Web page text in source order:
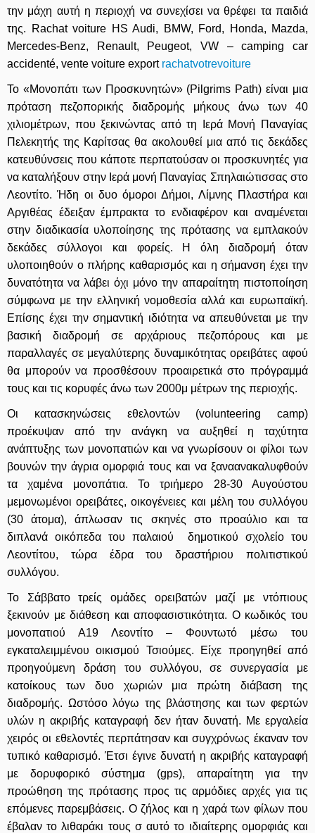
την μάχη αυτή η περιοχή να συνεχίσει να θρέφει τα παιδιά
της. Rachat voiture HS Audi, BMW, Ford, Honda, Mazda,
Mercedes-Benz, Renault, Peugeot, VW – camping car
accidenté, vente voiture export rachatvotrevoiture
Το «Μονοπάτι των Προσκυνητών» (Pilgrims Path) είναι μια
πρόταση πεζοπορικής διαδρομής μήκους άνω των 40
χιλιομέτρων, που ξεκινώντας από τη Ιερά Μονή Παναγίας
Πελεκητής της Καρίτσας θα ακολουθεί μια από τις δεκάδες
κατευθύνσεις που κάποτε περπατούσαν οι προσκυνητές για
να καταλήξουν στην Ιερά μονή Παναγίας Σπηλαιώτισσας στο
Λεοντίτο. Ήδη οι δυο όμοροι Δήμοι, Λίμνης Πλαστήρα και
Αργιθέας έδειξαν έμπρακτα το ενδιαφέρον και αναμένεται
στην διαδικασία υλοποίησης της πρότασης να εμπλακούν
δεκάδες σύλλογοι και φορείς. Η όλη διαδρομή όταν
υλοποιηθούν ο πλήρης καθαρισμός και η σήμανση έχει την
δυνατότητα να λάβει όχι μόνο την απαραίτητη πιστοποίηση
σύμφωνα με την ελληνική νομοθεσία αλλά και ευρωπαϊκή.
Επίσης έχει την σημαντική ιδιότητα να απευθύνεται με την
βασική διαδρομή σε αρχάριους πεζοπόρους και με
παραλλαγές σε μεγαλύτερης δυναμικότητας ορειβάτες αφού
θα μπορούν να προσθέσουν προαιρετικά στο πρόγραμμά
τους και τις κορυφές άνω των 2000μ μέτρων της περιοχής.
Οι κατασκηνώσεις εθελοντών (volunteering camp)
προέκυψαν από την ανάγκη να αυξηθεί η ταχύτητα
ανάπτυξης των μονοπατιών και να γνωρίσουν οι φίλοι των
βουνών την άγρια ομορφιά τους και να ξαναανακαλυφθούν
τα χαμένα μονοπάτια. Το τριήμερο 28-30 Αυγούστου
μεμονωμένοι ορειβάτες, οικογένειες και μέλη του συλλόγου
(30 άτομα), άπλωσαν τις σκηνές στο προαύλιο και τα
διπλανά οικόπεδα του παλαιού δημοτικού σχολείο του
Λεοντίτου, τώρα έδρα του δραστήριου πολιτιστικού
συλλόγου.
Το Σάββατο τρείς ομάδες ορειβατών μαζί με ντόπιους
ξεκινούν με διάθεση και αποφασιστικότητα. Ο κωδικός του
μονοπατιού Α19 Λεοντίτο – Φουντωτό μέσω του
εγκαταλειμμένου οικισμού Τσιούμες. Είχε προηγηθεί από
προηγούμενη δράση του συλλόγου, σε συνεργασία με
κατοίκους των δυο χωριών μια πρώτη διάβαση της
διαδρομής. Ωστόσο λόγω της βλάστησης και των φερτών
υλών η ακριβής καταγραφή δεν ήταν δυνατή. Με εργαλεία
χειρός οι εθελοντές περπάτησαν και συγχρόνως έκαναν τον
τυπικό καθαρισμό. Έτσι έγινε δυνατή η ακριβής καταγραφή
με δορυφορικό σύστημα (gps), απαραίτητη για την
προώθηση της πρότασης προς τις αρμόδιες αρχές για τις
επόμενες παρεμβάσεις. Ο ζήλος και η χαρά των φίλων που
έβαλαν το λιθαράκι τους σ αυτό το ιδιαίτερης ομορφιάς και